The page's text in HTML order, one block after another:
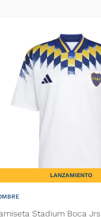
LANZAMIENTO
Stadium Boca Jrs